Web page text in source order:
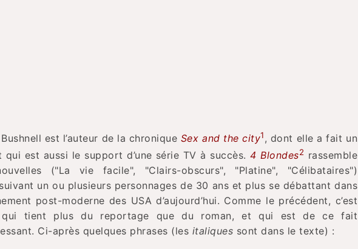
est l’auteur de la chronique Sex and the city1, dont elle a fait un
qui est aussi le support d’une série TV à succès.4 Blondes2 rassemble
("La vie facile", "Clairs-obscurs", "Platine", "Célibataires")
un ou plusieurs personnages de 30 ans et plus se débattant dans
post-moderne des USA d’aujourd’hui. Comme le précédent, c’est
tient plus du reportage que du roman, et qui est de ce fait
Ci-après quelques phrases (les italiques sont dans le texte) :